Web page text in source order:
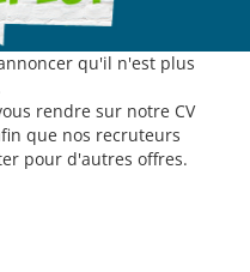
qu'il n'est plus
rendre sur notre CV
que nos recruteurs
pour d'autres offres.